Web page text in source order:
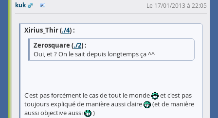
kuk
Le 17/01/2013 à 22:05
Xirius_Thir (./4) :
Zerosquare (./2) :
Oui, et ? On le sait depuis longtemps ça ^^
C'est pas forcément le cas de tout le monde
et c'est pas
toujours expliqué de manière aussi claire
(et de manière
aussi objective aussi
)